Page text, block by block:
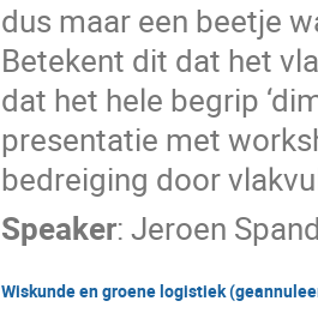
dus maar een beetje
Betekent dit dat het
dat het hele begrip
presentatie met
bedreiging door
Speaker: Jeroen
Wiskunde en groene logistiek